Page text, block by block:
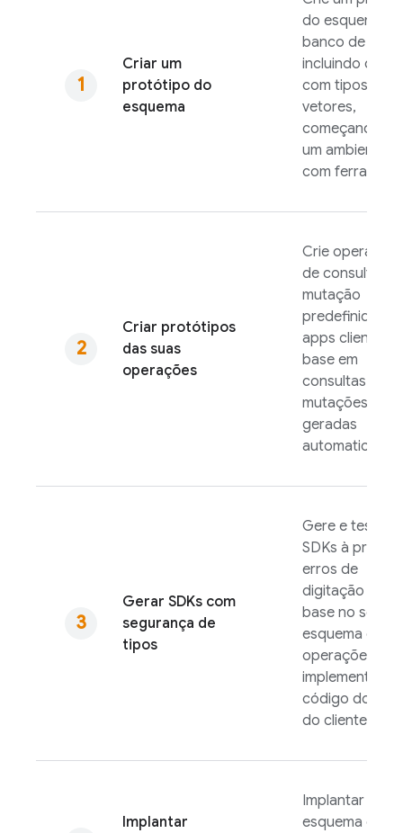
Criar um
protótipo do
esquema
do esquema
banco de
incluindo
com tipos de
vetores,
começando
um ambiente
com
Criar protótipos
das suas
operações
Crie
de consulta e
mutação
predefinidas
apps clientes
base em
consultas e
mutações
geradas
Gerar SDKs com
segurança de
tipos
Gere e teste
SDKs à prova
erros de
digitação com
base no seu
esquema e nas
operações e
implemente o
código do lado
do cliente.
Implantar
Implantar o
esquema e as